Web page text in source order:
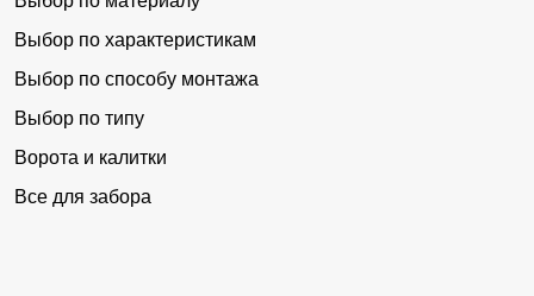
Выбор по характеристикам
Выбор по способу монтажа
Выбор по типу
Ворота и калитки
Все для забора